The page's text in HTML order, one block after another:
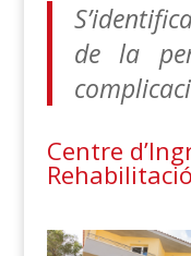
de la
Centre
Rehabilitació